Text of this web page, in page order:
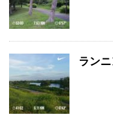
ラン